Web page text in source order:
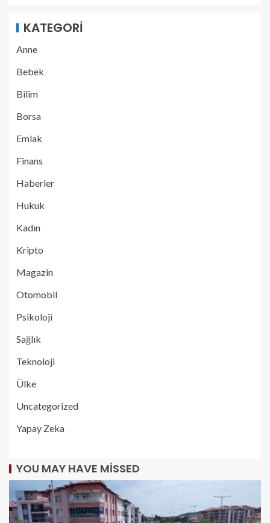
KATEGORI
Anne
Bebek
Bilim
Borsa
Emlak
Finans
Haberler
Hukuk
Kadın
Kripto
Magazin
Otomobil
Psikoloji
Sağlık
Teknoloji
Ülke
Uncategorized
Yapay Zeka
YOU MAY HAVE MISSED